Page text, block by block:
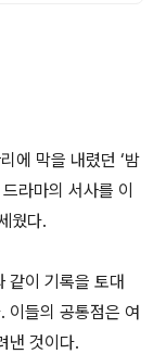
에 막을 내렸던 ‘밤
라마의 서사를 이
웠다.
같이 기록을 토대
이들의 공통점은 여
낸 것이다.